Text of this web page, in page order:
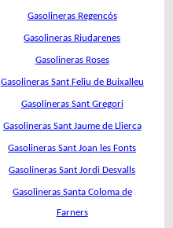
Gasolineras Regencós
Gasolineras Riudarenes
Gasolineras Roses
Gasolineras Sant Feliu de Buixalleu
Gasolineras Sant Gregori
Gasolineras Sant Jaume de Llierca
Gasolineras Sant Joan les Fonts
Gasolineras Sant Jordi Desvalls
Gasolineras Santa Coloma de
Farners